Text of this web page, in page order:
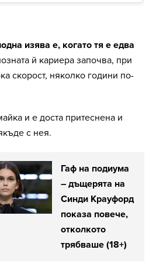
изява е, когато тя е едва
й кариера започва, при
скорост, няколко години по-
и е доста притеснена и
с нея.
Гаф на подиума
– дъщерята на
Синди Крауфорд
показа повече,
отколкото
трябваше (18+)